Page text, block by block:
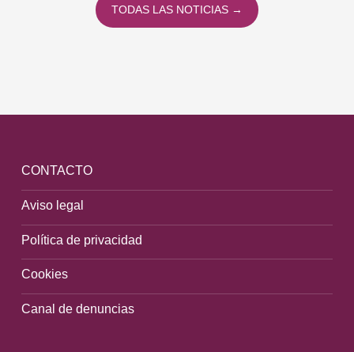
TODAS LAS NOTICIAS →
CONTACTO
Aviso legal
Política de privacidad
Cookies
Canal de denuncias